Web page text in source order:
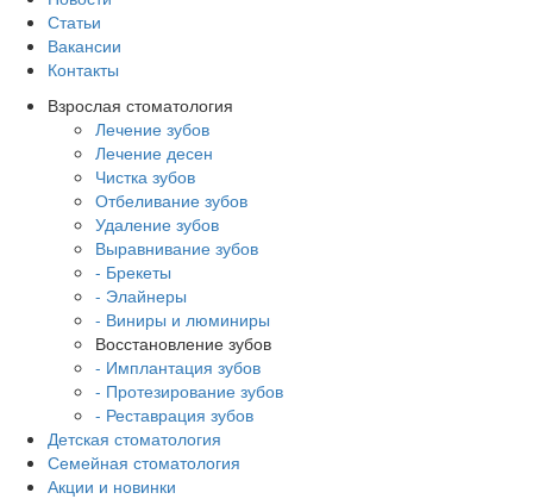
Статьи
Вакансии
Контакты
Взрослая стоматология
Лечение зубов
Лечение десен
Чистка зубов
Отбеливание зубов
Удаление зубов
Выравнивание зубов
- Брекеты
- Элайнеры
- Виниры и люминиры
Восстановление зубов
- Имплантация зубов
- Протезирование зубов
- Реставрация зубов
Детская стоматология
Семейная стоматология
Акции и новинки